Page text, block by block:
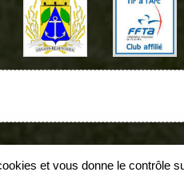
et vous donne le contrôle